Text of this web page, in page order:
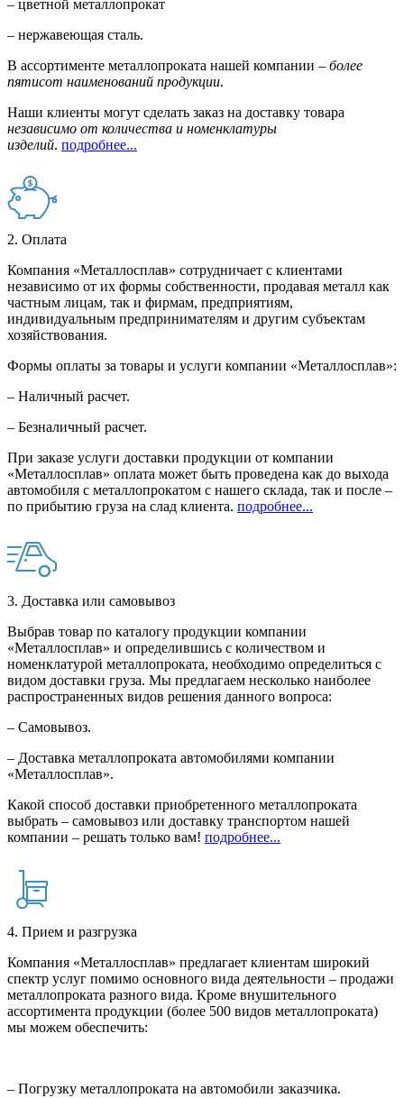
– цветной металлопрокат
– нержавеющая сталь.
В ассортименте металлопроката нашей компании – более
пятисот наименований продукции.
Наши клиенты могут сделать заказ на доставку товара
независимо от количества и номенклатуры
изделий. подробнее...
2. Оплата
Компания «Металлосплав» сотрудничает с клиентами
независимо от их формы собственности, продавая металл как
частным лицам, так и фирмам, предприятиям,
индивидуальным предпринимателям и другим субъектам
хозяйствования.
Формы оплаты за товары и услуги компании «Металлосплав»:
– Наличный расчет.
– Безналичный расчет.
При заказе услуги доставки продукции от компании
«Металлосплав» оплата может быть проведена как до выхода
автомобиля с металлопрокатом с нашего склада, так и после –
по прибытию груза на слад клиента. подробнее...
3. Доставка или самовывоз
Выбрав товар по каталогу продукции компании
«Металлосплав» и определившись с количеством и
номенклатурой металлопроката, необходимо определиться с
видом доставки груза. Мы предлагаем несколько наиболее
распространенных видов решения данного вопроса:
– Самовывоз.
– Доставка металлопроката автомобилями компании
«Металлосплав».
Какой способ доставки приобретенного металлопроката
выбрать – самовывоз или доставку транспортом нашей
компании – решать только вам! подробнее...
4. Прием и разгрузка
Компания «Металлосплав» предлагает клиентам широкий
спектр услуг помимо основного вида деятельности – продажи
металлопроката разного вида. Кроме внушительного
ассортимента продукции (более 500 видов металлопроката)
мы можем обеспечить:
– Погрузку металлопроката на автомобили заказчика.